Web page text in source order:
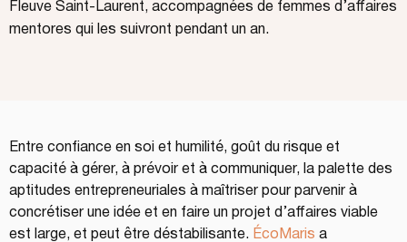
Entre confiance en soi et humilité, goût du risque et
capacité à gérer, à prévoir et à communiquer, la palette des
aptitudes entrepreneuriales à maîtriser pour parvenir à
concrétiser une idée et en faire un projet d’affaires viable
est large, et peut être déstabilisante. ÉcoMaris a
Fleuve Saint-Laurent, accompagnées de femmes d’affaires
mentores qui les suivront pendant un an.